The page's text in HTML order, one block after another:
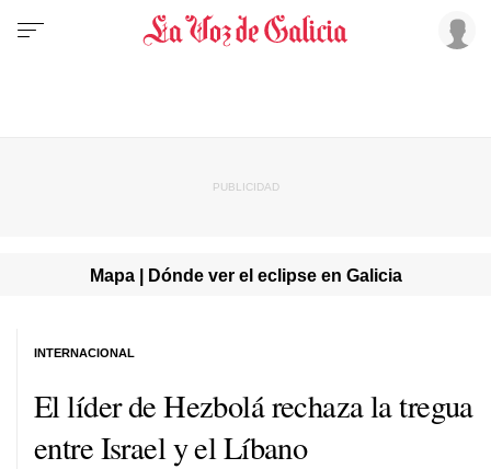
Mapa | Dónde ver el eclipse en Galicia
El líder de Hezbolá rechaza la tregua
entre Israel y el Líbano
INTERNACIONAL